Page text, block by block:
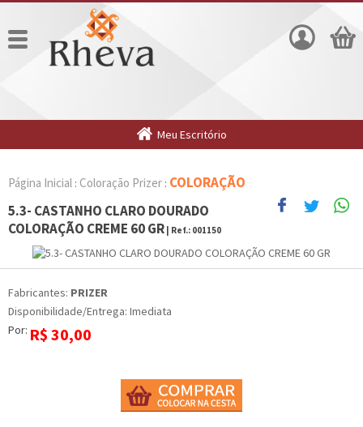
Meu Escritório
Página Inicial : Coloração Prizer : COLORAÇÃO
5.3- CASTANHO CLARO DOURADO
COLORAÇÃO CREME 60 GR | Ref.: 001150
Fabricantes: PRIZER
Disponibilidade/Entrega: Imediata
Por: R$ 30,00